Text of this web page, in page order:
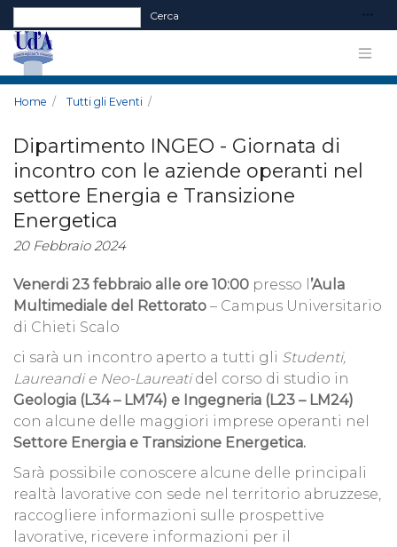
Form di ricerca
Cerca
Home Tutti gli Eventi
Dipartimento INGEO - Giornata di
incontro con le aziende operanti nel
settore Energia e Transizione
Energetica
20 Febbraio 2024
Venerdi 23 febbraio alle ore 10:00 presso l ’Aula
Multimediale del Rettorato – Campus Universitario
di Chieti Scalo
ci sarà un incontro aperto a tutti gli Studenti,
Laureandi e Neo-Laureatidel corso di studio in
Geologia (L34 – LM74) e Ingegneria (L23 – LM24)
con alcune delle maggiori imprese operanti nel
Settore Energia e Transizione Energetica.
Sarà possibile conoscere alcune delle principali
realtà lavorative con sede nel territorio abruzzese,
raccogliere informazioni sulle prospettive
lavorative, ricevere informazioni per il